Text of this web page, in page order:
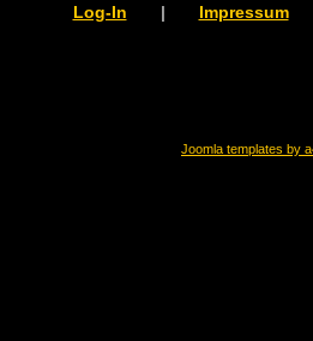
Log-In | Impressum
Joomla templates by